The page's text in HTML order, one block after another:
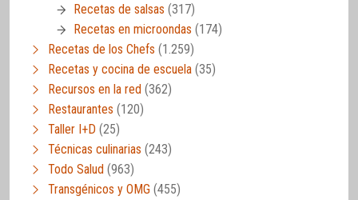
Recetas de salsas (317)
Recetas en microondas (174)
Recetas de los Chefs (1.259)
Recetas y cocina de escuela (35)
Recursos en la red (362)
Restaurantes (120)
Taller I+D (25)
Técnicas culinarias (243)
Todo Salud (963)
Transgénicos y OMG (455)